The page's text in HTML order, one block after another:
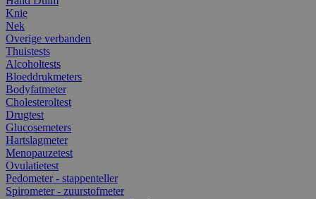
Knie
Nek
Overige verbanden
Thuistests
Alcoholtests
Bloeddrukmeters
Bodyfatmeter
Cholesteroltest
Drugtest
Glucosemeters
Hartslagmeter
Menopauzetest
Ovulatietest
Pedometer - stappenteller
Spirometer - zuurstofmeter